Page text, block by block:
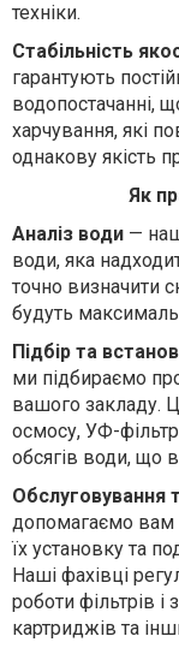
техніки.
Стабільність
гарантують
водопостачанні,
харчування, які
однакову якість
Як
Аналіз води — н
води, яка
точно визначити
будуть
Підбір та
ми підбираємо
вашого закладу.
осмосу, УФ-
обсягів води, що
Обслуговування
допомагаємо вам
їх установку та
Наші фахівці
роботи фільтрів
картриджів та